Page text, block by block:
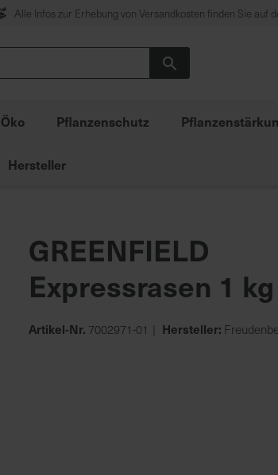
Alle Infos zur Erhebung von Versandkosten finden Sie auf
Öko Pflanzenschutz
Hersteller
GREENFIELD
Expressrasen 1 kg
Artikel-Nr. 7002971-01 Hersteller: